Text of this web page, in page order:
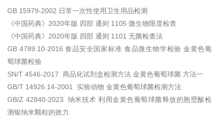
GB 15979-2002 日常一次性使用卫生用品检测
《中国药典》2020年版 四部 通则 1105 微生物限度检查
《中国药典》2020年版 四部 通则 1101 无菌检查法
GB 4789.10-2016 食品安全国家标准 食品微生物学检验 金黄色葡
萄球菌检验
SN/T 4546-2017 商品化试剂盒检测方法 金黄色葡萄球菌 方法一
GB/T 14926.14-2001 实验动物 金黄色葡萄球菌检测方法
GB/Z 42840-2023 纳米技术 利用金黄色葡萄球菌释放的胞壁酸检
测银纳米颗粒的效力